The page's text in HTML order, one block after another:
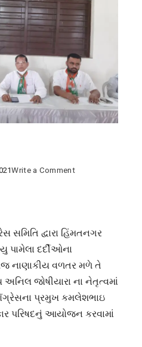
Write a Commenton
હજારો
4
લાખનું
વળતર
આપો-
સમિતિ દ્વારા હિંમતનગર
પામેલા દર્દીઓના
નાણાકીય વળતર મળે તે
અનિલ જોષીયારા ના નેતૃત્વમાં
પ્રમુખ કમલેશભાઇ
પરિષદનું આયોજન કરવામાં